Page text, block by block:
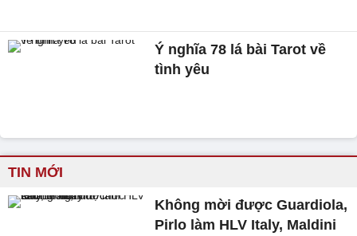
Ý nghĩa 78 lá bài Tarot về
tình yêu
TIN MỚI
Không mời được Guardiola,
Pirlo làm HLV Italy, Maldini